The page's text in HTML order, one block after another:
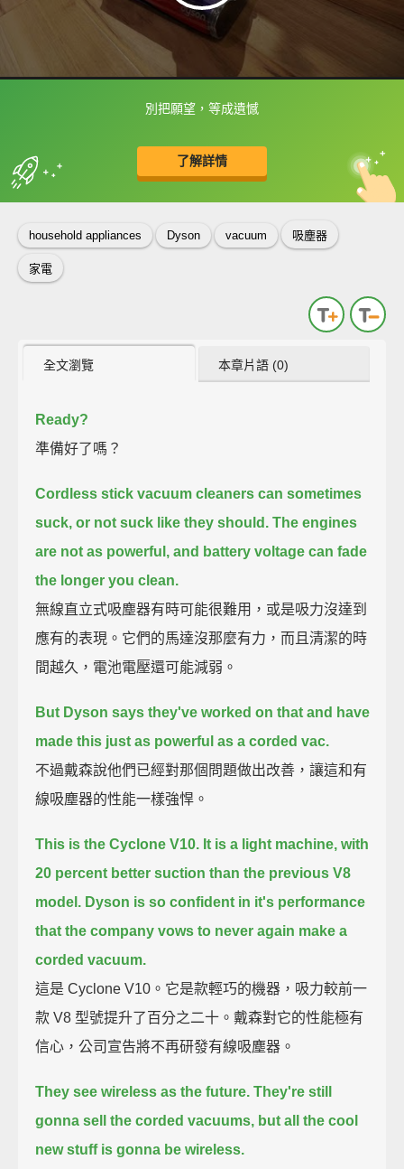
別把願望，等成遺憾
了解詳情
框選或點兩下字幕可以直接查字典喔！
收錄佳句 中
英
household appliances Dyson vacuum 吸塵器
家電
全文瀏覽 本章片語 (0)
Ready?
準備好了嗎？
Cordless stick vacuum cleaners can sometimes
suck, or not suck like they should. The engines
are not as powerful, and battery voltage can fade
the longer you clean.
無線直立式吸塵器有時可能很難用，或是吸力沒達到
應有的表現。它們的馬達沒那麼有力，而且清潔的時
間越久，電池電壓還可能減弱。
But Dyson says they've worked on that and have
made this just as powerful as a corded vac.
不過戴森說他們已經對那個問題做出改善，讓這和有
線吸塵器的性能一樣強悍。
This is the Cyclone V10. It is a light machine, with
20 percent better suction than the previous V8
model. Dyson is so confident in it's performance
that the company vows to never again make a
corded vacuum.
這是 Cyclone V10。它是款輕巧的機器，吸力較前一
款 V8 型號提升了百分之二十。戴森對它的性能極有
信心，公司宣告將不再研發有線吸塵器。
They see wireless as the future. They're still
gonna sell the corded vacuums, but all the cool
new stuff is gonna be wireless.